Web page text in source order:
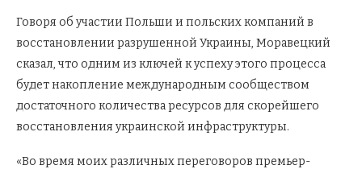
Говоря об участии Польши и польских компаний в
восстановлении разрушенной Украины, Моравецкий
сказал, что одним из ключей к успеху этого процесса
будет накопление международным сообществом
достаточного количества ресурсов для скорейшего
восстановления украинской инфраструктуры.
«Во время моих различных переговоров премьер-